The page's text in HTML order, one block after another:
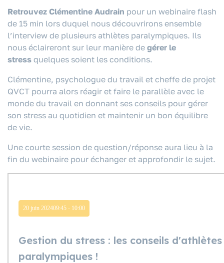
Retrouvez Clémentine Audrain pour un webinaire flash
de 15 min lors duquel nous découvrirons ensemble
l’interview de plusieurs athlètes paralympiques. Ils
nous éclaireront sur leur manière de gérer le
stress quelques soient les conditions.
Clémentine, psychologue du travail et cheffe de projet
QVCT pourra alors réagir et faire le parallèle avec le
monde du travail en donnant ses conseils pour gérer
son stress au quotidien et maintenir un bon équilibre
de vie.
Une courte session de question/réponse aura lieu à la
fin du webinaire pour échanger et approfondir le sujet.